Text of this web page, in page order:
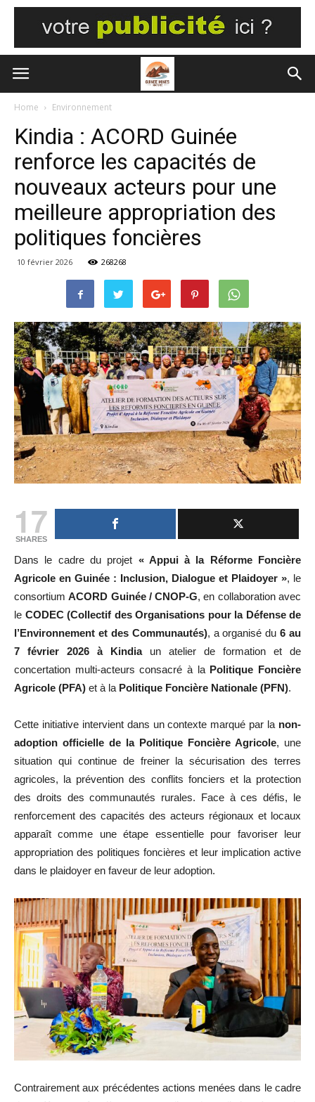
Home Environnement
Kindia : ACORD Guinée
renforce les capacités de
nouveaux acteurs pour une
meilleure appropriation des
politiques foncières
10 février 2026 268268
17
SHARES
Dans le cadre du projet « Appui à la Réforme Foncière
Agricole en Guinée : Inclusion, Dialogue et Plaidoyer », le
consortiumACORD Guinée / CNOP-G, en collaboration avec
le CODEC (Collectif des Organisations pour la Défense de
l’Environnement et des Communautés), a organisé du6 au
7 février 2026 à Kindiaun atelier de formation et de
concertation multi-acteurs consacré à la Politique Foncière
Agricole (PFA) et à la Politique Foncière Nationale (PFN).
Cette initiative intervient dans un contexte marqué par la non-
adoption officielle de la Politique Foncière Agricole, une
situation qui continue de freiner la sécurisation des terres
agricoles, la prévention des conflits fonciers et la protection
des droits des communautés rurales. Face à ces défis, le
renforcement des capacités des acteurs régionaux et locaux
apparaît comme une étape essentielle pour favoriser leur
appropriation des politiques foncières et leur implication active
dans le plaidoyer en faveur de leur adoption.
Contrairement aux précédentes actions menées dans le cadre